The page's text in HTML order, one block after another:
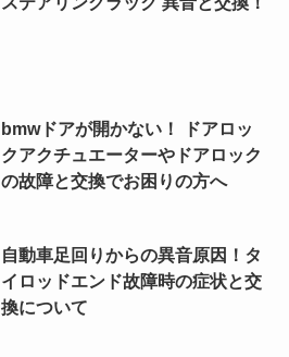
bmwドアが開かない！ ドアロッ
クアクチュエーターやドアロック
の故障と交換でお困りの方へ
自動車足回りからの異音原因！タ
イロッドエンド故障時の症状と交
換について